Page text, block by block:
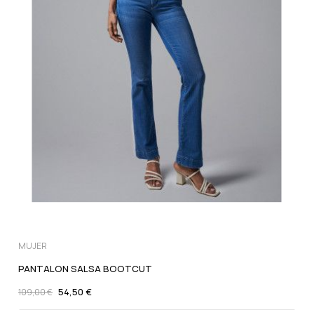
MUJER
PANTALON SALSA BOOTCUT
109,00 € 54,50 €